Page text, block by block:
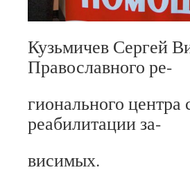
Кузьмичев Сергей
Православного ре-
гионального
реабилитации за-
висимых.